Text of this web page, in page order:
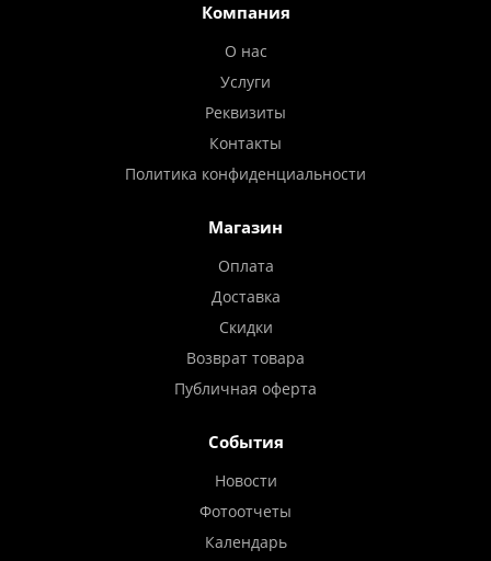
Компания
О нас
Услуги
Реквизиты
Контакты
Политика конфиденциальности
Магазин
Оплата
Доставка
Скидки
Возврат товара
Публичная оферта
События
Новости
Фотоотчеты
Календарь